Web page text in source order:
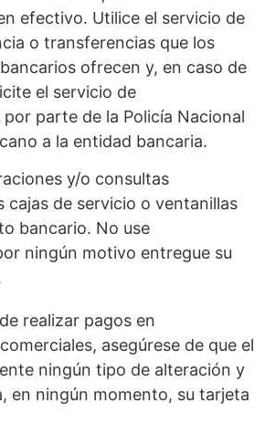
efectivo. Utilice el servicio de
o transferencias que los
ofrecen y, en caso de
el servicio de
parte de la Policía Nacional
a la entidad bancaria.
y/o consultas
cajas de servicio o ventanillas
bancario. No use
ningún motivo entregue su
realizar pagos en
asegúrese de que el
ningún tipo de alteración y
en ningún momento, su tarjeta